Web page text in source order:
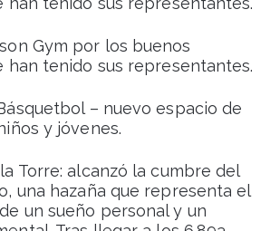
Gym por los buenos
han tenido sus representantes.
– nuevo espacio de
y jóvenes.
Torre: alcanzó la cumbre del
una hazaña que representa el
un sueño personal y un